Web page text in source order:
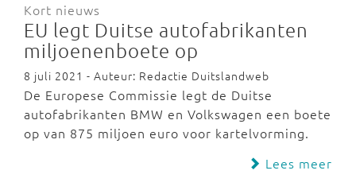
Kort nieuws
EU legt Duitse autofabrikanten
miljoenenboete op
8 juli 2021 - Auteur: Redactie Duitslandweb
De Europese Commissie legt de Duitse
autofabrikanten BMW en Volkswagen een boete
op van 875 miljoen euro voor kartelvorming.
Lees meer